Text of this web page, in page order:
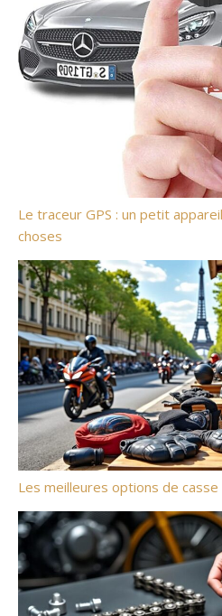
Le traceur GPS : un petit
choses
Les meilleures options de